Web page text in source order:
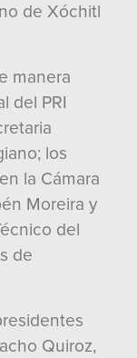
de Xóchitl
manera
del PRI
los
la Cámara
Moreira y
del
de
Quiroz,